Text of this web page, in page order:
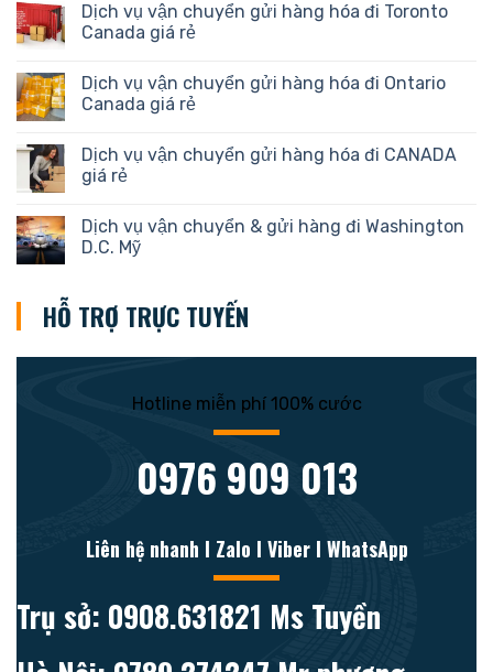
Dịch vụ vận chuyển gửi hàng hóa đi Toronto
Canada giá rẻ
Dịch vụ vận chuyển gửi hàng hóa đi Ontario
Canada giá rẻ
Dịch vụ vận chuyển gửi hàng hóa đi CANADA
giá rẻ
Dịch vụ vận chuyển & gửi hàng đi Washington
D.C. Mỹ
HỖ TRỢ TRỰC TUYẾN
Hotline miễn phí 100% cước
0976 909 013
Liên hệ nhanh l Zalo l Viber l WhatsApp
Trụ sở: 0908.631821 Ms Tuyền